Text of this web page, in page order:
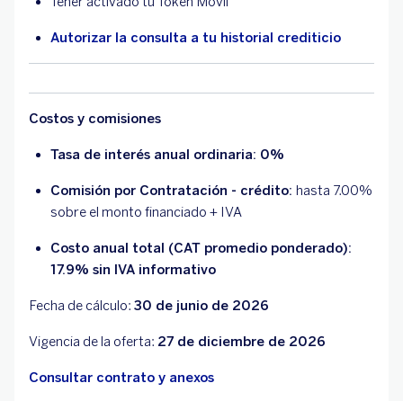
Autorizar la consulta a tu historial crediticio
Costos y comisiones
Tasa de interés anual ordinaria: 0%
Comisión por Contratación - crédito: hasta 7.00%
sobre el monto financiado + IVA
Costo anual total (CAT promedio ponderado):
17.9% sin IVA informativo
Fecha de cálculo: 30 de junio de 2026
Vigencia de la oferta: 27 de diciembre de 2026
Consultar contrato y anexos